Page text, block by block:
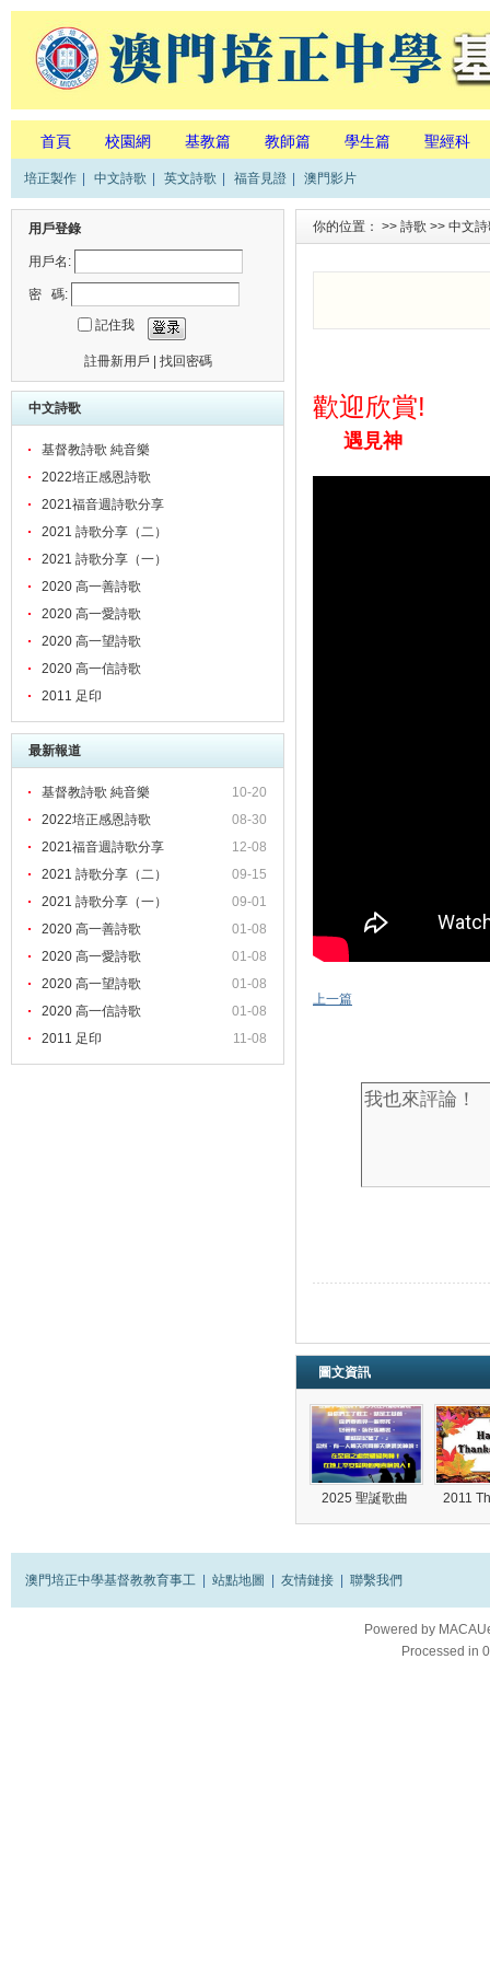
首頁 校園網 基教篇 教師篇 學生篇 聖經科
培正製作 中文詩歌 英文詩歌 福音見證 澳門影片
用戶登錄
用戶名:
密 碼:
記住我
註冊新用戶 找回密碼
中文詩歌
基督教詩歌 純音樂
2022培正感恩詩歌
2021福音週詩歌分享
2021 詩歌分享（二）
2021 詩歌分享（一）
2020 高一善詩歌
2020 高一愛詩歌
2020 高一望詩歌
2020 高一信詩歌
2011 足印
最新報道
10-20
基督教詩歌 純音樂
08-30
2022培正感恩詩歌
12-08
2021福音週詩歌分享
09-15
2021 詩歌分享（二）
09-01
2021 詩歌分享（一）
01-08
2020 高一善詩歌
01-08
2020 高一愛詩歌
01-08
2020 高一望詩歌
01-08
2020 高一信詩歌
11-08
2011 足印
你的位置： >> 詩歌 >> 中文
歡迎欣賞!
遇見神
上一篇
圖文資訊
2025 聖誕歌曲 2011
澳門培正中學基督教教育事工 | 站點地圖 | 友情鏈接 | 聯繫我們
Powered by
Processed in